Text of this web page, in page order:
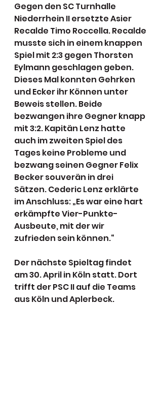
Gegen den SC Turnhalle
Niederrhein II ersetzte Asier
Recalde Timo Roccella. Recalde
musste sich in einem knappen
Spiel mit 2:3 gegen Thorsten
Eylmann geschlagen geben.
Dieses Mal konnten Gehrken
und Ecker ihr Können unter
Beweis stellen. Beide
bezwangen ihre Gegner knapp
mit 3:2. Kapitän Lenz hatte
auch im zweiten Spiel des
Tages keine Probleme und
bezwang seinen Gegner Felix
Becker souverän in drei
Sätzen. Cederic Lenz erklärte
im Anschluss: „Es war eine hart
erkämpfte Vier-Punkte-
Ausbeute, mit der wir
zufrieden sein können.“
Der nächste Spieltag findet
am 30. April in Köln statt. Dort
trifft der PSC II auf die Teams
aus Köln und Aplerbeck.